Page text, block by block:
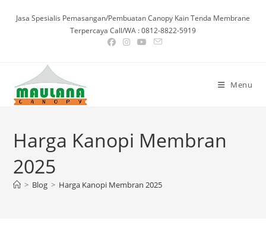
Jasa Spesialis Pemasangan/Pembuatan Canopy Kain Tenda Membrane
Terpercaya Call/WA : 0812-8822-5919
Menu
Harga Kanopi Membran
2025
> Blog > Harga Kanopi Membran 2025